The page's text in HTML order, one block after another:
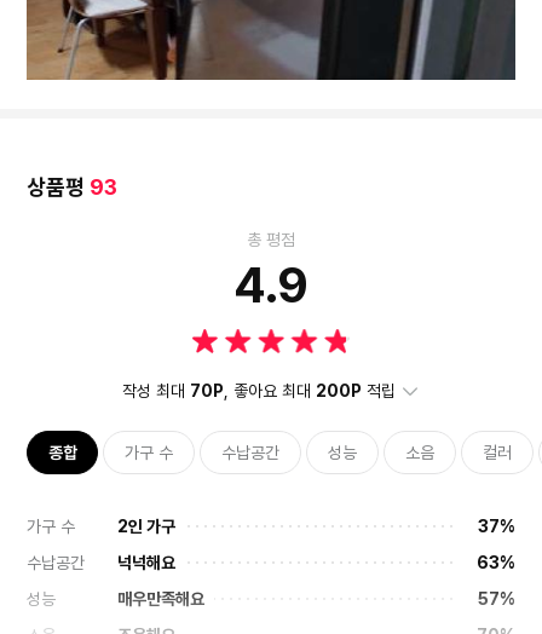
상품평 93
총 평점
4.9
작성 최대 70P, 좋아요 최대 200P 적립
종합 가구 수 수납공간 성능 소음 컬러
가구 수 2인 가구
37%
수납공간
넉넉해요
63%
성능
매우만족해요
57%